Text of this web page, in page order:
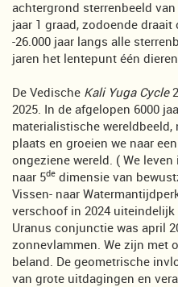
achtergrond sterrenbeeld
jaar 1 graad, zodoende
-26.000 jaar langs alle
jaren het lentepunt één
De Vedische Kali Yuga Cycle
2025. In de afgelopen 6000
materialistische
plaats en groeien we naar
ongeziene wereld. ( We leven
naar 5de dimensie van
Vissen- naar
verschoof in 2024
Uranus conjunctie was april
zonnevlammen. We zijn met
beland. De geometrische
van grote uitdagingen en